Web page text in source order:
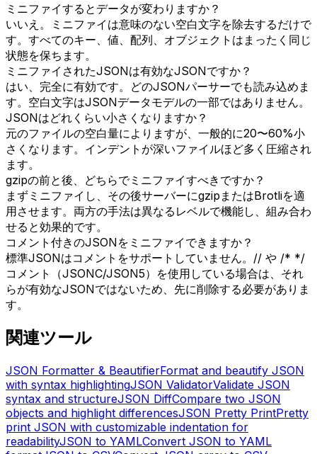
ミニファイするとデータが変わりますか？
いいえ。ミニファイは意味のない空白文字を除去するだけで
す。すべてのキー、値、配列、オブジェクトはまったく同じ
状態を保ちます。
ミニファイされたJSONは有効なJSONですか？
はい、完全に有効です。どのJSONパーサーでも読み込めま
す。空白文字はJSONデータモデルの一部ではありません。
JSONはどれくらい小さくなりますか？
元のファイルの空白量によりますが、一般的に20〜60%小
さくなります。インデントが深いファイルほど多く圧縮され
ます。
gzipの前と後、どちらでミニファイすべきですか？
まずミニファイし、その後サーバーにgzipまたはBrotliを適
用させます。両方の手法は異なるレベルで機能し、組み合わ
せると効果的です。
コメント付きのJSONをミニファイできますか？
標準JSONはコメントをサポートしていません。// や /* */
コメント（JSONC/JSON5）を使用している場合は、それ
らが有効なJSONではないため、先に削除する必要がありま
す。
関連ツール
JSON Formatter & BeautifierFormat and beautify JSON
with syntax highlightingJSON ValidatorValidate JSON
syntax and structureJSON DiffCompare two JSON
objects and highlight differencesJSON Pretty PrintPretty
print JSON with customizable indentation for
readabilityJSON to YAMLConvert JSON to YAML